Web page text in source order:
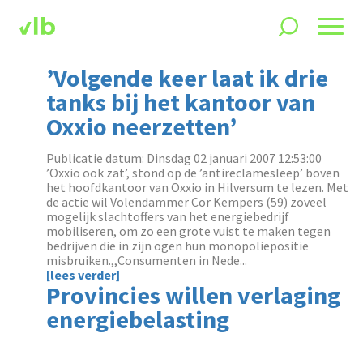
’Volgende keer laat ik drie
tanks bij het kantoor van
Oxxio neerzetten’
Publicatie datum: Dinsdag 02 januari 2007 12:53:00
’Oxxio ook zat’, stond op de ’antireclamesleep’ boven
het hoofdkantoor van Oxxio in Hilversum te lezen. Met
de actie wil Volendammer Cor Kempers (59) zoveel
mogelijk slachtoffers van het energiebedrijf
mobiliseren, om zo een grote vuist te maken tegen
bedrijven die in zijn ogen hun monopoliepositie
misbruiken.,,Consumenten in Nede...
[lees verder]
Provincies willen verlaging
energiebelasting